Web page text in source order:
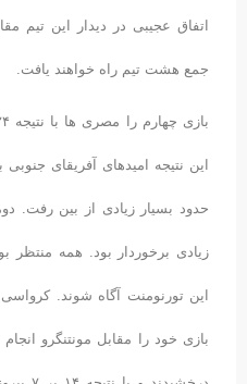
اتفاق عجیبی در دیدار این تیم
جمع هشت تیم راه خواهند یافت.
حدود بسیار زیادی از بین رفت.
زیادی برخوردار بود. همه منتظر
این تورنومنت آگاه شوند.
بازی خود را مقابل مونتنگرو